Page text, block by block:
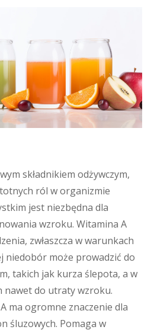
składnikiem odżywczym,
ról w organizmie
jest niezbędna dla
wzroku. Witamina A
zwłaszcza w warunkach
niedobór może prowadzić do
takich jak kurza ślepota, a w
nawet do utraty wzroku.
ma ogromne znaczenie dla
śluzowych. Pomaga w